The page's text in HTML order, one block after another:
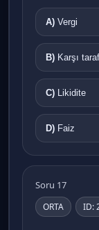
A) Vergi
B) Karşı
C) Likidite
D) Faiz
Soru 17
ORTA ID: